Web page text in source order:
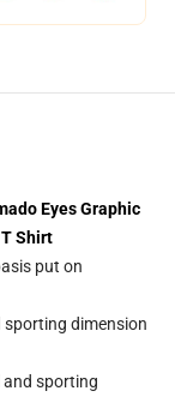
Eyes Graphic
Shirt
put on
sporting dimension
and sporting